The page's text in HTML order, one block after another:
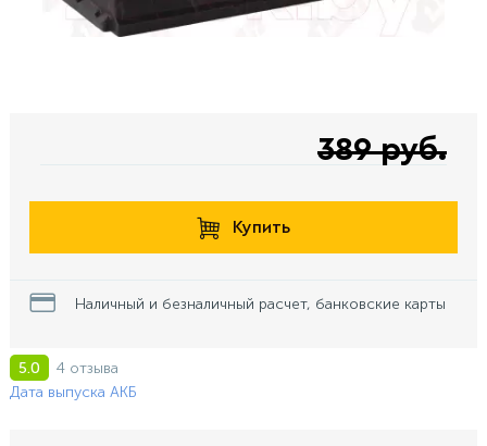
389 руб.
Купить
Наличный и безналичный расчет, банковские карты
5.0
4 отзыва
Дата выпуска АКБ